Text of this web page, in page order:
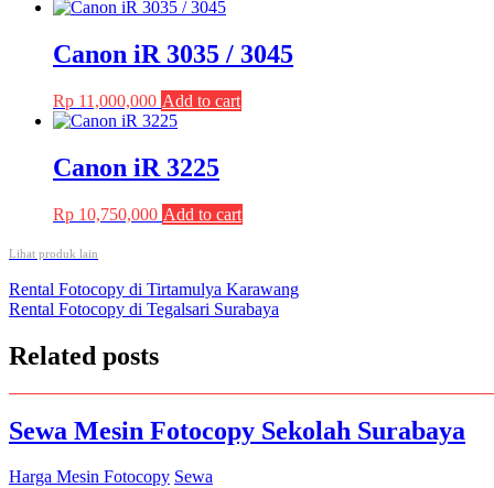
price
Rp 35,200,000. Rp 33,500,000.
Canon iR 3035 / 3045
Rp 11,000,000 Add to cart
Canon iR 3225
Rp 10,750,000 Add to cart
Lihat produk lain
Post
navigation
Rental Fotocopy di Tirtamulya Karawang
Rental Fotocopy di Tegalsari Surabaya
Related posts
Sewa Mesin Fotocopy Sekolah Surabaya
Harga Mesin Fotocopy Sewa